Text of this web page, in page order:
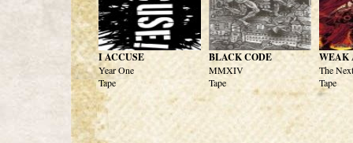
I ACCUSE
Year One
Tape
BLACK CODE
MMXIV
Tape
WEAK
The
Tape